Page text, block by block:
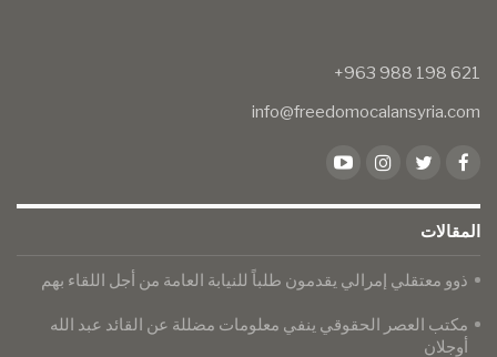
info@freedomocalansyria.com
المقالات
​​​​​​​ذوو معتقلي إمرالي يقدمون طلباً للنيابة العامة من أجل اللقاء بهم
مكتب العصر الحقوقي ينفي معلومات مضللة عن القائد عبد الله
أوجلان